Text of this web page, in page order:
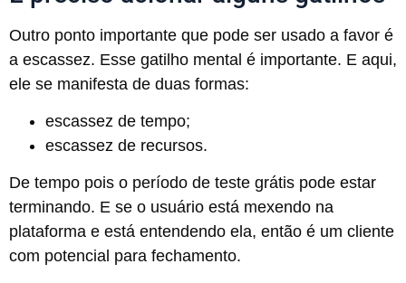
Outro ponto importante que pode ser usado a favor é
a escassez. Esse gatilho mental é importante. E aqui,
ele se manifesta de duas formas:
escassez de tempo;
escassez de recursos.
De tempo pois o período de teste grátis pode estar
terminando. E se o usuário está mexendo na
plataforma e está entendendo ela, então é um cliente
com potencial para fechamento.